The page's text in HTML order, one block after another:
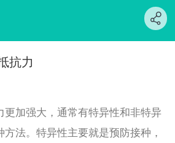
抗力
更加强大，通常有特异性和非特异
法。特异性主要就是预防接种，